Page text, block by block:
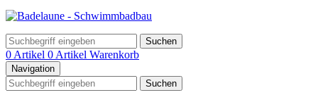
Suchen
0 Artikel 0 Artikel Warenkorb
Navigation
Suchen